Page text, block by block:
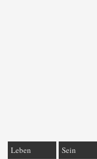
Leben Sein